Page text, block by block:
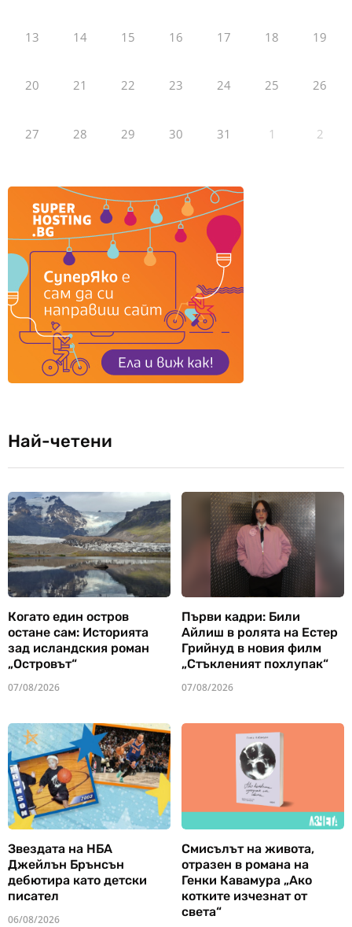
13 14 15 16 17 18 19
20 21 22 23 24 25 26
27 28 29 30 31 1 2
Най-четени
Когато един остров
остане сам: Историята
зад исландския роман
„Островът“
07/08/2026
Първи кадри: Били
Айлиш в ролята на Естер
Грийнуд в новия филм
„Стъкленият похлупак“
07/08/2026
Звездата на НБА
Джейлън Брънсън
дебютира като детски
писател
06/08/2026
Смисълът на живота,
отразен в романа на
Генки Кавамура „Ако
котките изчезнат от
света“